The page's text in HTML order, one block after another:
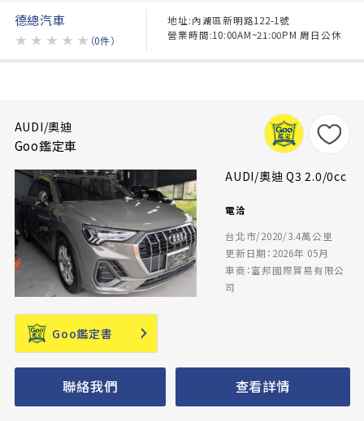
德總汽車
★ ★ ★ ★ ★ （0件）
地址:內湖區新明路122-1號
營業時間:10:00AM~21:00PM 周日公休
AUDI/奧迪
Goo鑑定車
AUDI/奧迪 Q3 2.0/0cc
電洽
台北市/2020/3.4萬公里
更新日期：2026年 05月
車商：富邦國際貿易有限公
司
Goo鑑定書
聯絡我們 查看詳情